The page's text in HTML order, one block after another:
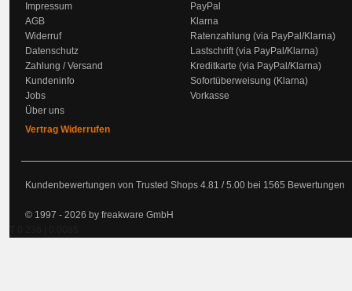
Impressum
AGB
Widerruf
Datenschutz
Zahlung / Versand
Kundeninfo
Jobs
Über uns
Vertrag Widerrufen
PayPal
Klarna
Ratenzahlung (via PayPal/Klarna)
Lastschrift (via PayPal/Klarna)
Kreditkarte (via PayPal/Klarna)
Sofortüberweisung (Klarna)
Vorkasse
Kundenbewertungen von Trusted Shops 4.81 /5.00 bei 1565 Bewertungen
© 1997 - 2026 by freakware GmbH